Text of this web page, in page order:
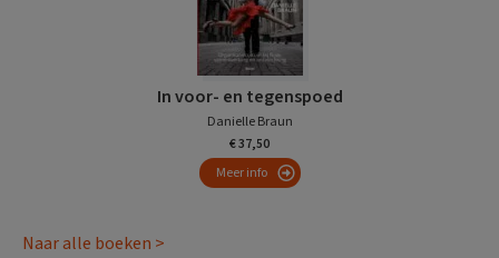
In voor- en tegenspoed
Danielle Braun
€ 37,50
Meer info
Naar alle boeken >